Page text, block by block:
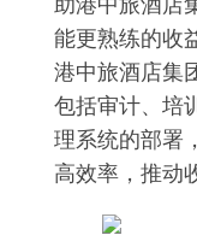
能更熟练的收
港中旅酒店集
包括审计、培
理系统的部署
高效率，推动